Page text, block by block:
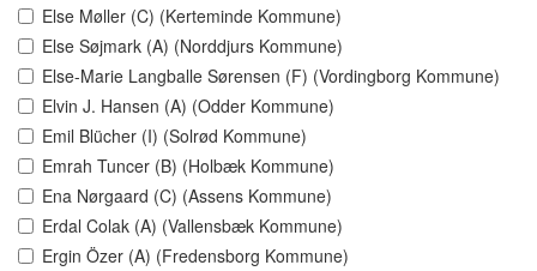
Else Møller (C) (Kerteminde Kommune)
Else Søjmark (A) (Norddjurs Kommune)
Else-Marie Langballe Sørensen (F) (Vordingborg Kommune)
Elvin J. Hansen (A) (Odder Kommune)
Emil Blücher (I) (Solrød Kommune)
Emrah Tuncer (B) (Holbæk Kommune)
Ena Nørgaard (C) (Assens Kommune)
Erdal Colak (A) (Vallensbæk Kommune)
Ergin Özer (A) (Fredensborg Kommune)